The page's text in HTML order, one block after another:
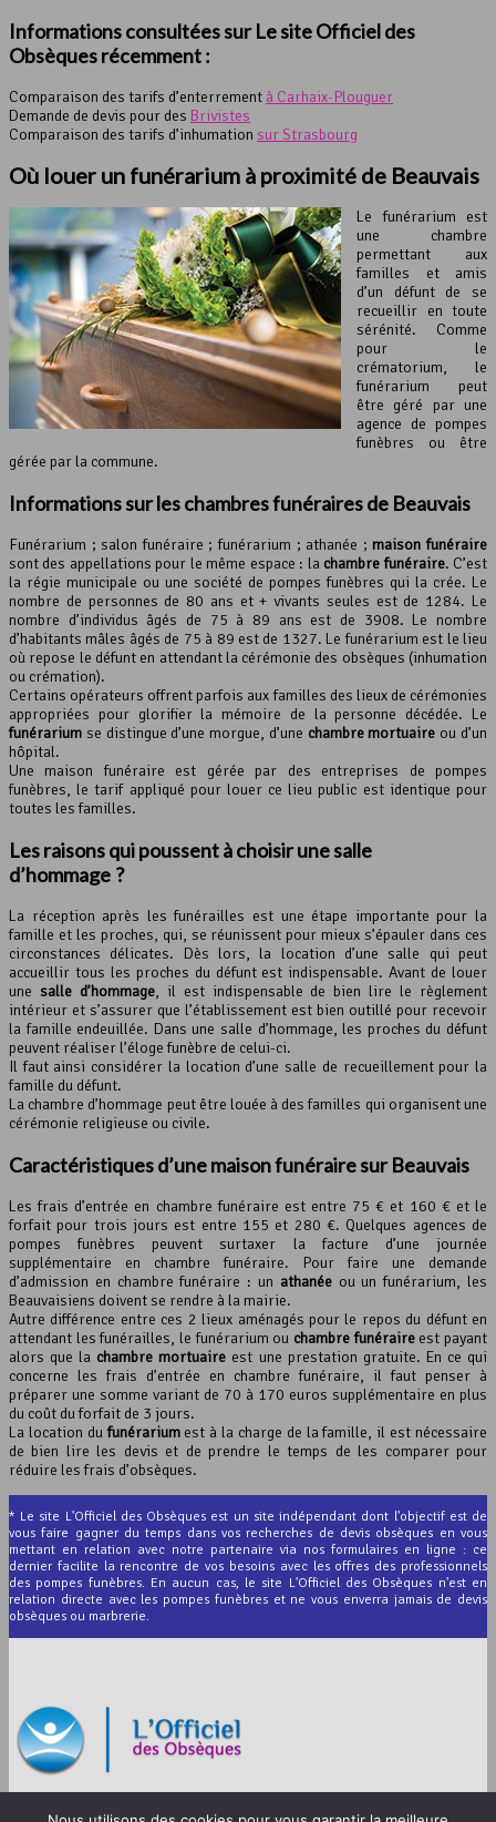
Informations consultées sur Le site Officiel des
Obsèques récemment :
Comparaison des tarifs d’enterrement à Carhaix-Plouguer
Demande de devis pour des Brivistes
Comparaison des tarifs d’inhumation sur Strasbourg
Où louer un funérarium à proximité de Beauvais
Le funérarium est
une chambre
permettant aux
familles et amis
d’un défunt de se
recueillir en toute
sérénité. Comme
pour le
crématorium, le
funérarium peut
être géré par une
agence de pompes
funèbres ou être
gérée par la commune.
Informations sur les chambres funéraires de Beauvais
Funérarium ; salon funéraire ; funérarium ; athanée ; maison funéraire
sont des appellations pour le même espace : la chambre funéraire. C’est
la régie municipale ou une société de pompes funèbres qui la crée. Le
nombre de personnes de 80 ans et + vivants seules est de 1284. Le
nombre d’individus âgés de 75 à 89 ans est de 3908. Le nombre
d’habitants mâles âgés de 75 à 89 est de 1327. Le funérarium est le lieu
où repose le défunt en attendant la cérémonie des obsèques (inhumation
ou crémation).
Certains opérateurs offrent parfois aux familles des lieux de cérémonies
appropriées pour glorifier la mémoire de la personne décédée. Le
funérarium se distingue d’une morgue, d’une chambre mortuaire ou d’un
hôpital.
Une maison funéraire est gérée par des entreprises de pompes
funèbres, le tarif appliqué pour louer ce lieu public est identique pour
toutes les familles.
Les raisons qui poussent à choisir une salle
d’hommage ?
La réception après les funérailles est une étape importante pour la
famille et les proches, qui, se réunissent pour mieux s’épauler dans ces
circonstances délicates. Dès lors, la location d’une salle qui peut
accueillir tous les proches du défunt est indispensable. Avant de louer
une salle d’hommage, il est indispensable de bien lire le règlement
intérieur et s’assurer que l’établissement est bien outillé pour recevoir
la famille endeuillée. Dans une salle d’hommage, les proches du défunt
peuvent réaliser l’éloge funèbre de celui-ci.
Il faut ainsi considérer la location d’une salle de recueillement pour la
famille du défunt.
La chambre d’hommage peut être louée à des familles qui organisent une
cérémonie religieuse ou civile.
Caractéristiques d’une maison funéraire sur Beauvais
Les frais d’entrée en chambre funéraire est entre 75 € et 160 € et le
forfait pour trois jours est entre 155 et 280 €. Quelques agences de
pompes funèbres peuvent surtaxer la facture d’une journée
supplémentaire en chambre funéraire. Pour faire une demande
d’admission en chambre funéraire : un athanéeou un funérarium, les
Beauvaisiens doivent se rendre à la mairie.
Autre différence entre ces 2 lieux aménagés pour le repos du défunt en
attendant les funérailles, le funérarium ou chambre funéraireest payant
alors que la chambre mortuaire est une prestation gratuite. En ce qui
concerne les frais d’entrée en chambre funéraire, il faut penser à
préparer une somme variant de 70 à 170 euros supplémentaire en plus
du coût du forfait de 3 jours.
La location dufunérarium est à la charge de la famille, il est nécessaire
de bien lire les devis et de prendre le temps de les comparer pour
réduire les frais d’obsèques.
* Le site L'Officiel des Obsèques est un site indépendant dont l'objectif est de
vous faire gagner du temps dans vos recherches de devis obsèques en vous
mettant en relation avec notre partenaire via nos formulaires en ligne : ce
dernier facilite la rencontre de vos besoins avec les offres des professionnels
des pompes funèbres. En aucun cas, le site L'Officiel des Obsèques n'est en
relation directe avec les pompes funèbres et ne vous enverra jamais de devis
obsèques ou marbrerie.
© 2012-2026 L’Officiel des Obsèques